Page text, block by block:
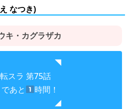
なつき)
キ・カグラザカ
◥
スラ 第75話
あと
時間！
◢